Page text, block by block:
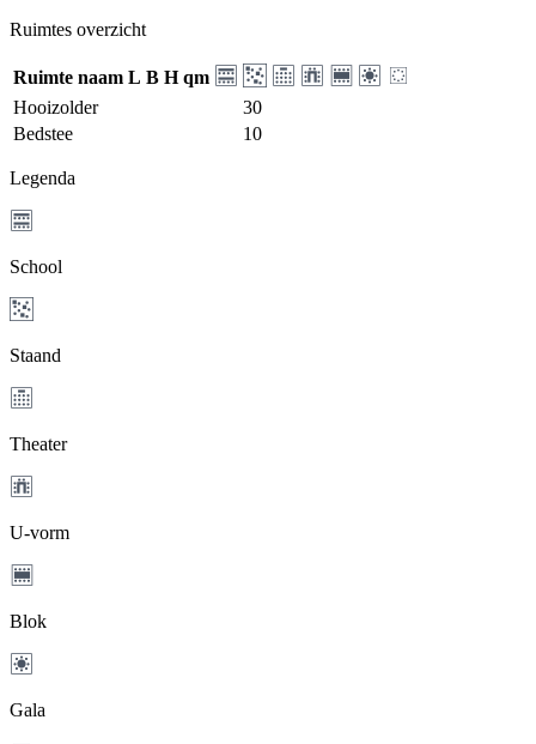
Ruimtes overzicht
Ruimte naam L B H qm
Hooizolder
30
Bedstee
10
Legenda
School
Staand
Theater
U-vorm
Blok
Gala